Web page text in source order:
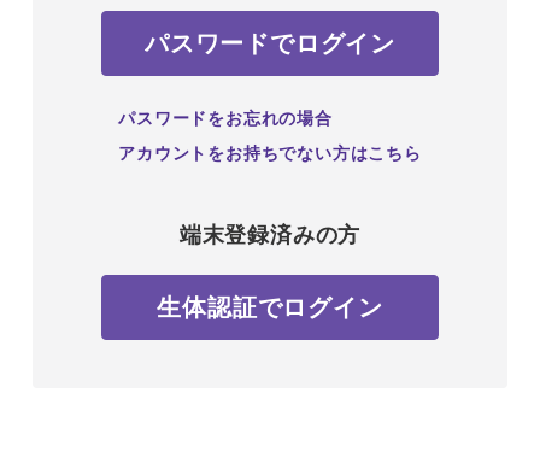
パスワードでログイン
パスワードをお忘れの場合
アカウントをお持ちでない方はこちら
端末登録済みの方
生体認証でログイン